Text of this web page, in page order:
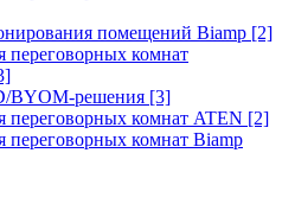
помещений Biamp [2]
переговорных комнат
BYOM-решения [3]
переговорных комнат ATEN [2]
переговорных комнат Biamp